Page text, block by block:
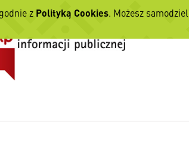
z Polityką Cookies. Możesz